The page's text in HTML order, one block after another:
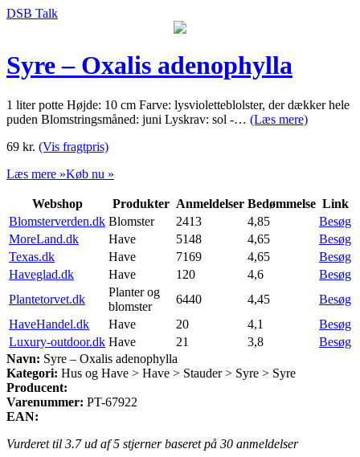
DSB Talk
Syre – Oxalis adenophylla
1 liter potte Højde: 10 cm Farve: lysvioletteblolster, der dækker hele
puden Blomstringsmåned: juni Lyskrav: sol -… (Læs mere)
69 kr. (Vis fragtpris)
Læs mere »Køb nu »
Webshop Produkter Anmeldelser Bedømmelse Link
Blomsterverden.dk Blomster 2413 4,85
Besøg
MoreLand.dk
Have 5148 4,65
Besøg
Texas.dk
Have 7169 4,65
Besøg
Haveglad.dk
Have 120 4,6
Besøg
Plantetorvet.dk
Planter og
blomster
6440 4,45
Besøg
HaveHandel.dk
Have 20 4,1
Besøg
Luxury-outdoor.dk Have 21 3,8
Besøg
Navn: Syre – Oxalis adenophylla
Kategori: Hus og Have > Have > Stauder > Syre > Syre
Producent:
Varenummer: PT-67922
EAN:
Vurderet til 3.7ud af 5 stjerner baseret på 30 anmeldelser